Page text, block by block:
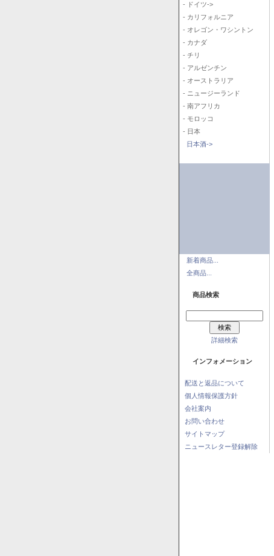
- ドイツ->
- カリフォルニア
- オレゴン・ワシントン
- カナダ
- チリ
- アルゼンチン
- オーストラリア
- ニュージーランド
- 南アフリカ
- モロッコ
- 日本
日本酒->
新着商品...
全商品...
商品検索
詳細検索
インフォメーション
配送と返品について
個人情報保護方針
会社案内
お問い合わせ
サイトマップ
ニュースレター登録解除